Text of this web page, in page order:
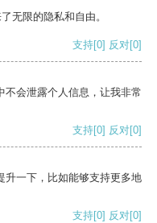
无限的隐私和自由。
支持[0] 反对[0]
不会泄露个人信息，让我非常
支持[0] 反对[0]
升一下，比如能够支持更多地
支持[0] 反对[0]